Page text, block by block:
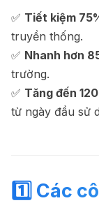
✅ Tiết kiệm
truyền thống.
✅ Nhanh hơn
trường.
✅ Tăng đến
từ ngày đầu sử
1️⃣ Các